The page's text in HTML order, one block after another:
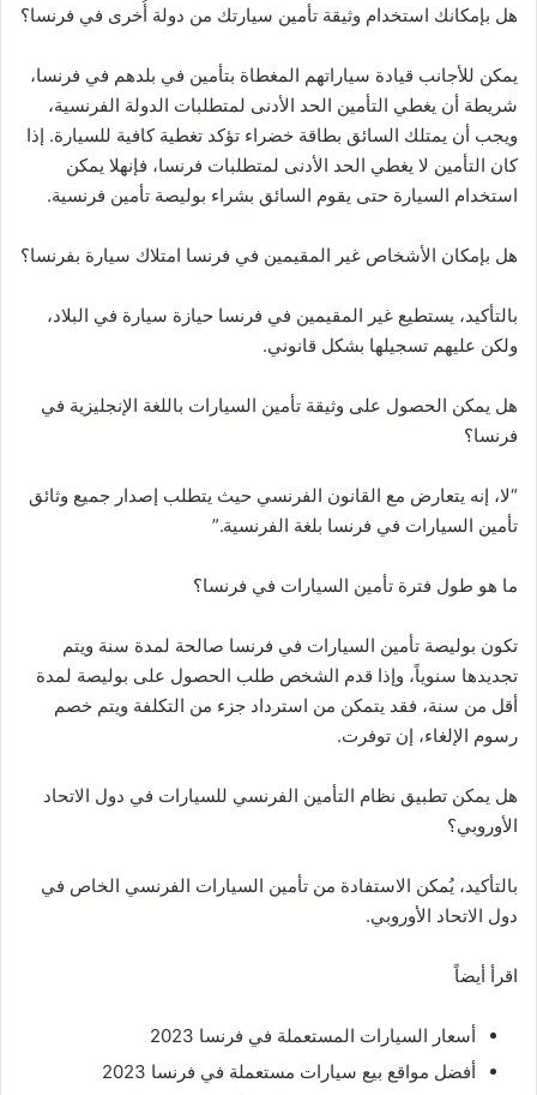
هل بإمكانك استخدام وثيقة تأمين سيارتك من دولة أُخرى في فرنسا؟
يمكن للأجانب قيادة سياراتهم المغطاة بتأمين في بلدهم في فرنسا،
شريطة أن يغطي التأمين الحد الأدنى لمتطلبات الدولة الفرنسية،
ويجب أن يمتلك السائق بطاقة خضراء تؤكد تغطية كافية للسيارة. إذا
كان التأمين لا يغطي الحد الأدنى لمتطلبات فرنسا، فإنهلا يمكن
استخدام السيارة حتى يقوم السائق بشراء بوليصة تأمين فرنسية.
هل بإمكان الأشخاص غير المقيمين في فرنسا امتلاك سيارة بفرنسا؟
بالتأكيد، يستطيع غير المقيمين في فرنسا حيازة سيارة في البلاد،
ولكن عليهم تسجيلها بشكل قانوني.
هل يمكن الحصول على وثيقة تأمين السيارات باللغة الإنجليزية في
فرنسا؟
“لا، إنه يتعارض مع القانون الفرنسي حيث يتطلب إصدار جميع وثائق
تأمين السيارات في فرنسا بلغة الفرنسية.”
ما هو طول فترة تأمين السيارات في فرنسا؟
تكون بوليصة تأمين السيارات في فرنسا صالحة لمدة سنة ويتم
تجديدها سنوياً، وإذا قدم الشخص طلب الحصول على بوليصة لمدة
أقل من سنة، فقد يتمكن من استرداد جزء من التكلفة ويتم خصم
رسوم الإلغاء، إن توفرت.
هل يمكن تطبيق نظام التأمين الفرنسي للسيارات في دول الاتحاد
الأوروبي؟
بالتأكيد، يُمكن الاستفادة من تأمين السيارات الفرنسي الخاص في
دول الاتحاد الأوروبي.
اقرأ أيضاً
أسعار السيارات المستعملة في فرنسا 2023
أفضل مواقع بيع سيارات مستعملة في فرنسا 2023